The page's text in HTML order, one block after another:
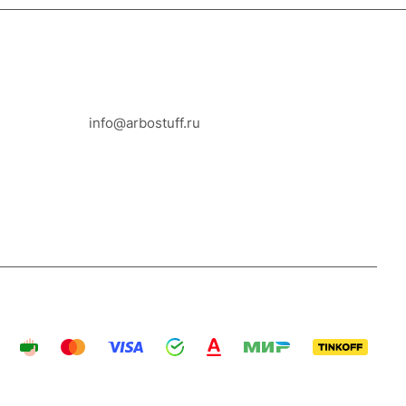
info@arbostuff.ru